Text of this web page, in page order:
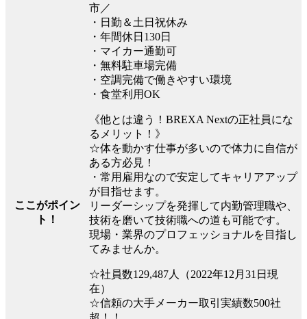
ここがポイン
ト！
市／
・日勤＆土日祝休み
・年間休日130日
・マイカー通勤可
・無料駐車場完備
・空調完備で働きやすい環境
・食堂利用OK
《他とは違う！BREXA Nextの正社員にな
るメリット！》
☆体を動かす仕事が多いので体力に自信が
ある方必見！
・常用雇用なので安定してキャリアアップ
が目指せます。
リーダーシップを発揮して内勤管理職や、
技術を磨いて技術職への道も可能です。
現場・業界のプロフェッショナルを目指し
てみませんか。
☆社員数129,487人（2022年12月31日現
在）
☆信頼の大手メーカー取引実績数500社